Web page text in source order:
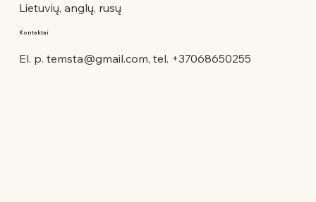
Lietuvių, anglų, rusų
Kontaktai
El. p. temsta@gmail.com, tel. +37068650255